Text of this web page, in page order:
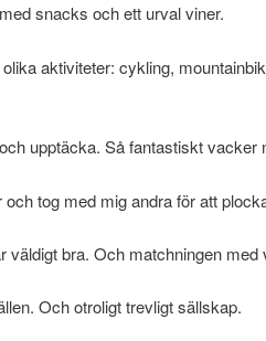
snacks och ett urval viner.
aktiviteter: cykling,
upptäcka. Så fantastiskt vacker
tog med mig andra för att
väldigt bra. Och matchningen med
Och otroligt trevligt sällskap.